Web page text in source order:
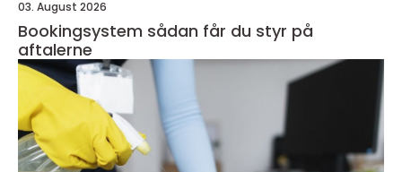
03. August 2026
Bookingsystem sådan får du styr på
aftalerne